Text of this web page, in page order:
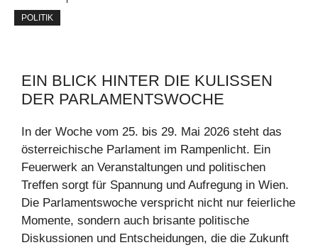
POLITIK
EIN BLICK HINTER DIE KULISSEN
DER PARLAMENTSWOCHE
In der Woche vom 25. bis 29. Mai 2026 steht das
österreichische Parlament im Rampenlicht. Ein
Feuerwerk an Veranstaltungen und politischen
Treffen sorgt für Spannung und Aufregung in Wien.
Die Parlamentswoche verspricht nicht nur feierliche
Momente, sondern auch brisante politische
Diskussionen und Entscheidungen, die die Zukunft